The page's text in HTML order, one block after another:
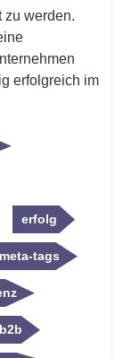
zu werden.
erfolgreich im
erfolg
meta-tags